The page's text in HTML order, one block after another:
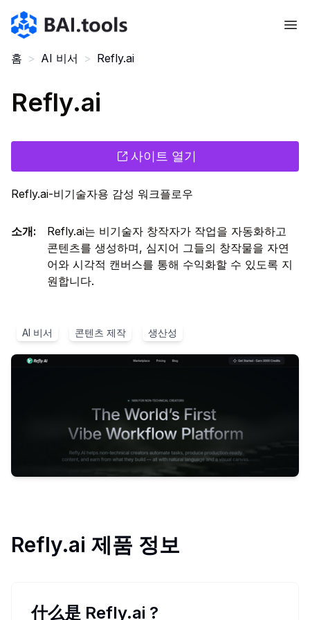
Bai.tools
홈 > AI 비서 > Refly.ai
Refly.ai
사이트 열기
Refly.ai-비기술자용 감성 워크플로우
소개:
Refly.ai는 비기술자 창작자가 작업을 자동화하고
콘텐츠를 생성하며, 심지어 그들의 창작물을 자연
어와 시각적 캔버스를 통해 수익화할 수 있도록 지
원합니다.
AI 비서 콘텐츠 제작 생산성
Refly.ai 제품 정보
什么是 Refly.ai ?